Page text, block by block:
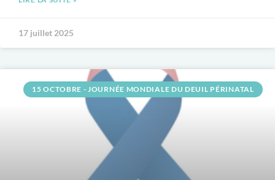
17 juillet 2025
15 OCTOBRE - JOURNÉE MONDIALE DU DEUIL PÉRINATAL